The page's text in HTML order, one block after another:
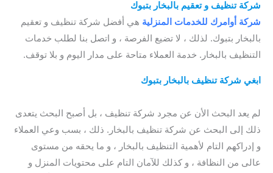
شركة تنظيف و تعقيم بالبخار بتبوك
شركة أوامرك للخدمات المنزلية هي أفضل شركة تنظيف و تعقيم
بالبخار بتبوك. لذلك ، لا تضيع الفرصة ، و اتصل بنا لطلب خدمات
التنظيف بالبخار. خدمة العملاء متاحة على مدار اليوم و بلا توقف.
ابغي شركة تنظيف بالبخار بتبوك
لم يعد البحث الأن عن مجرد شركة تنظيف ، بل أصبح البحث يتعدى
ذلك إلى البحث عن شركة تنظيف بالبخار. ذلك ، بسب وعي العملاء
و إدراكهم التام لأهمية التنظيف بالبخار ، و ما يحقه من مستوى
عالى من النظافة ، و كذلك للآمان التام على محتويات المنزل و